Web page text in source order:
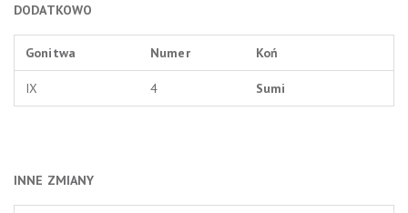
DODATKOWO
Gonitwa Numer Koń
IX 4 Sumi
INNE ZMIANY